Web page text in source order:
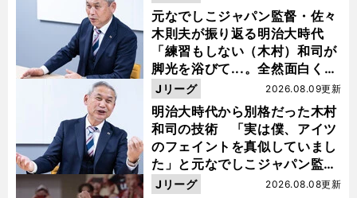
元なでしこジャパン監督・佐々
木則夫が振り返る明治大時代
「練習もしない（木村）和司が
脚光を浴びて...。全然面白くな
い４年間でした」
明治大時代から別格だった木村
和司の技術 「実は僕、アイツ
のフェイントを真似していまし
た」と元なでしこジャパン監
督・佐々木則夫
2026.08.09更新
Jリーグ
2026.08.08更新
Jリーグ